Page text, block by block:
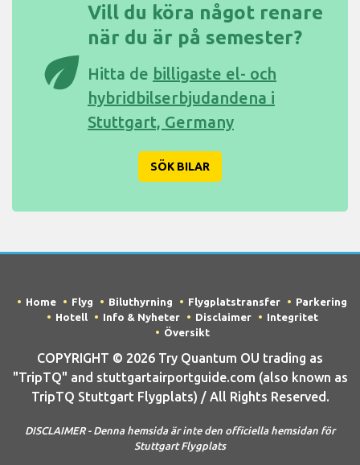
eco
Vill du köra något renare
när du är på semester?
Hitta de billigaste el- och
hybridbilserbjudandena i
Stuttgart, Germany
SÖK BILAR
Home Flyg Biluthyrning Flygplatstransfer
Parkering
Hotell
Info & Nyheter Disclaimer
Integritet
Översikt
COPYRIGHT © 2026 Try Quantum OU trading as
"TripTQ" and stuttgartairportguide.com (also known as
TripTQ Stuttgart Flygplats) / All Rights Reserved.
DISCLAIMER - Denna hemsida är inte den officiella hemsidan för
Stuttgart Flygplats